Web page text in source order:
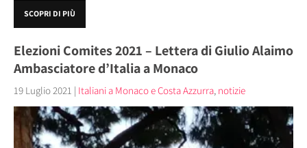
SCOPRI DI PIÙ
Elezioni Comites 2021 – Lettera di Giulio Alaimo
Ambasciatore d’Italia a Monaco
19 Luglio 2021 | Italiani a Monaco e Costa Azzurra, notizie